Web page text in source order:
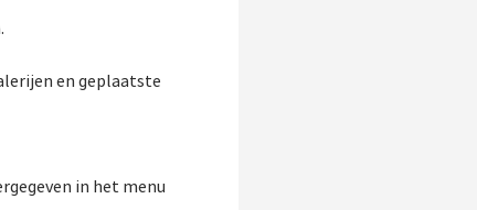
en geplaatste
in het menu